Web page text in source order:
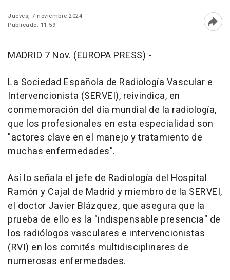
Jueves, 7 noviembre 2024
Publicado: 11:59
MADRID 7 Nov. (EUROPA PRESS) -
La Sociedad Española de Radiología Vascular e
Intervencionista (SERVEI), reivindica, en
conmemoración del día mundial de la radiología,
que los profesionales en esta especialidad son
"actores clave en el manejo y tratamiento de
muchas enfermedades".
Así lo señala el jefe de Radiología del Hospital
Ramón y Cajal de Madrid y miembro de la SERVEI,
el doctor Javier Blázquez, que asegura que la
prueba de ello es la "indispensable presencia" de
los radiólogos vasculares e intervencionistas
(RVI) en los comités multidisciplinares de
numerosas enfermedades.